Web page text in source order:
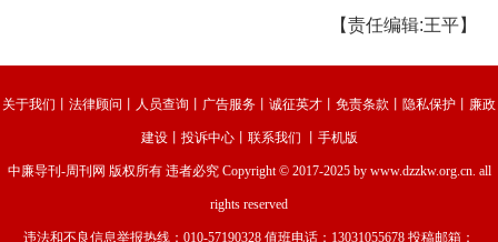
【责任编辑:王平】
关于我们 法律顾问 人员查询 广告服务 诚征英才 免责条款 隐私保护 廉政
建设丨 投诉中心丨 联系我们 手机版
中廉导刊-周刊网 版权所有 违者必究 Copyright © 2017-2025 by www.dzzkw.org.cn. all
rights reserved
违法和不良信息举报热线：010-57190328 值班电话：13031055678 投稿邮箱：